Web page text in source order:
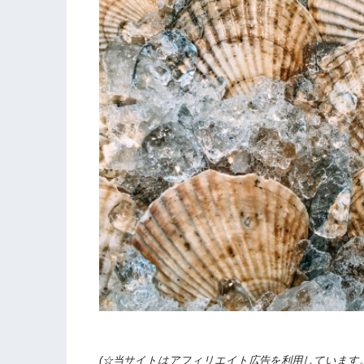
(☆当サイトはアフィリエイト広告を利用しています